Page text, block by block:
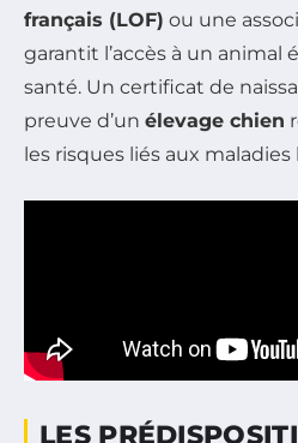
français (LOF) ou une
garantit l’accès à un animal
santé. Un certificat de
preuve d’un élevage chien
les risques liés aux
LES